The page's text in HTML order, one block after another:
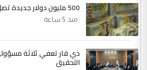
500 مليون دولار جديدة تصل العراق من الفيدرالي
منذ 5 ساعة
ذي قار تعفي ثلاثة
التحقيق